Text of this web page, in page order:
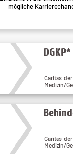
mögliche
Caritas
Medizin/
Caritas
Medizin/